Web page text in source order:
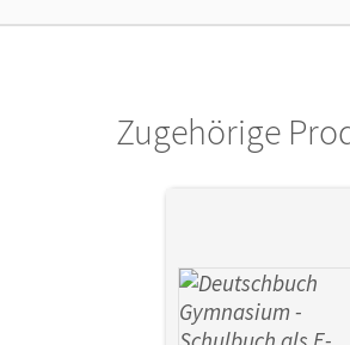
Graff, Christiane; Joist, Alexander;
Christoph; Eichenberg, Heiko;
Zugehörige